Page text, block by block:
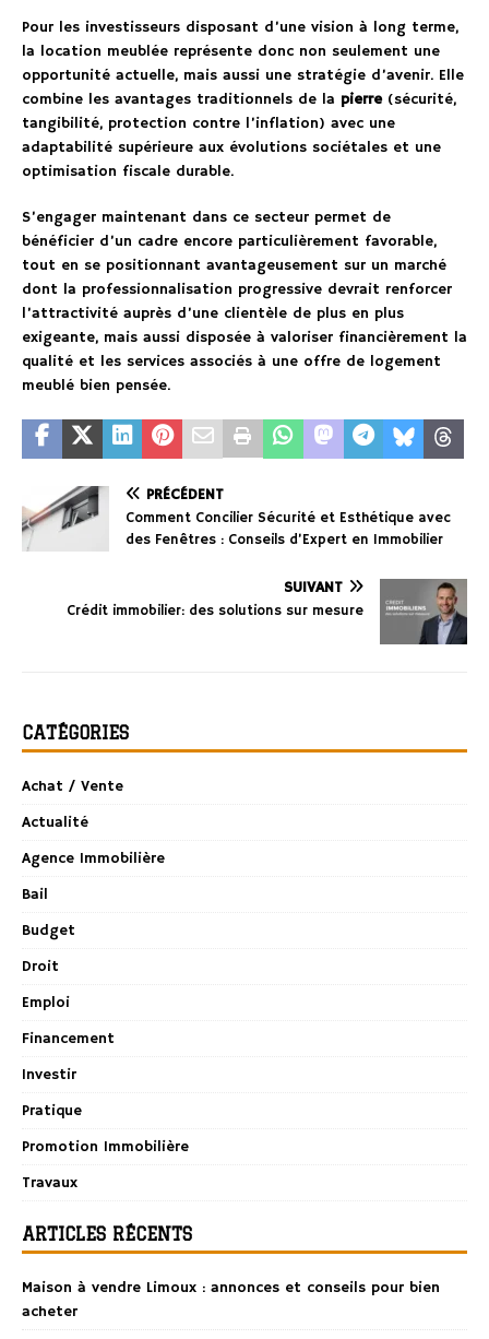
Pour les investisseurs disposant d’une vision à long terme,
la location meublée représente donc non seulement une
opportunité actuelle, mais aussi une stratégie d’avenir. Elle
combine les avantages traditionnels de la pierre(sécurité,
tangibilité, protection contre l’inflation) avec une
adaptabilité supérieure aux évolutions sociétales et une
optimisation fiscale durable.
S’engager maintenant dans ce secteur permet de
bénéficier d’un cadre encore particulièrement favorable,
tout en se positionnant avantageusement sur un marché
dont la professionnalisation progressive devrait renforcer
l’attractivité auprès d’une clientèle de plus en plus
exigeante, mais aussi disposée à valoriser financièrement la
qualité et les services associés à une offre de logement
meublé bien pensée.
PRÉCÉDENT
Comment Concilier Sécurité et Esthétique avec
des Fenêtres : Conseils d’Expert en Immobilier
SUIVANT
Crédit immobilier: des solutions sur mesure
CATÉGORIES
Achat / Vente
Actualité
Agence Immobilière
Bail
Budget
Droit
Emploi
Financement
Investir
Pratique
Promotion Immobilière
Travaux
ARTICLES RÉCENTS
Maison à vendre Limoux : annonces et conseils pour bien
acheter